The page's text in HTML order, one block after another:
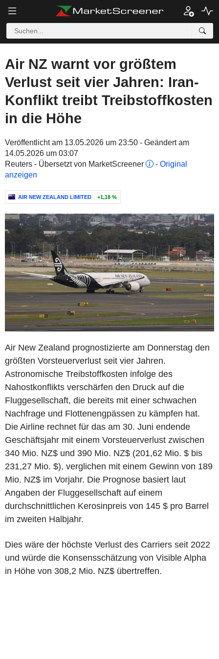
Air NZ warnt vor größtem
Verlust seit vier Jahren: Iran-
Konflikt treibt Treibstoffkosten
in die Höhe
Veröffentlicht am 13.05.2026 um 23:50 - Geändert am
14.05.2026 um 03:07
Reuters - Übersetzt von MarketScreener
- Original
anzeigen
AIR NEW ZEALAND LIMITED +1,18 %
Air New Zealand prognostizierte am Donnerstag den
größten Vorsteuerverlust seit vier Jahren.
Astronomische Treibstoffkosten infolge des
Nahostkonflikts verschärfen den Druck auf die
Fluggesellschaft, die bereits mit einer schwachen
Nachfrage und Flottenengpässen zu kämpfen hat.
Die Airline rechnet für das am 30. Juni endende
Geschäftsjahr mit einem Vorsteuerverlust zwischen
340 Mio. NZ$ und 390 Mio. NZ$ (201,62 Mio. $ bis
231,27 Mio. $), verglichen mit einem Gewinn von 189
Mio. NZ$ im Vorjahr. Die Prognose basiert laut
Angaben der Fluggesellschaft auf einem
durchschnittlichen Kerosinpreis von 145 $ pro Barrel
im zweiten Halbjahr.
Dies wäre der höchste Verlust des Carriers seit 2022
und würde die Konsensschätzung von Visible Alpha
in Höhe von 308,2 Mio. NZ$ übertreffen.